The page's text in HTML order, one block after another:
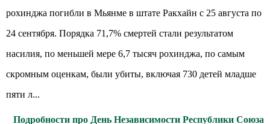
рохинджа погибли в Мьянме в штате Ракхайн с 25 августа по
24 сентября. Порядка 71,7% смертей стали результатом
насилия, по меньшей мере 6,7 тысяч рохинджа, по самым
скромным оценкам, были убиты, включая 730 детей младше
пяти л...
Подробности про День Независимости Республики Союза